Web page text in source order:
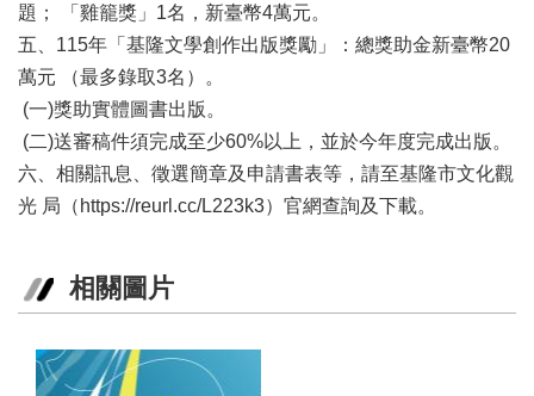
珍
貴
文
化
資
源
補
請
案
政
題； 「雞籠獎」1名，新臺幣4萬元。
五、115年「基隆文學創作出版獎勵」：總獎助金新臺幣20
萬元 （最多錄取3名）。
(一)獎助實體圖書出版。
(二)送審稿件須完成至少60%以上，並於今年度完成出版。
六、相關訊息、徵選簡章及申請書表等，請至基隆市文化觀
光 局（https://reurl.cc/L223k3）官網查詢及下載。
相關圖片